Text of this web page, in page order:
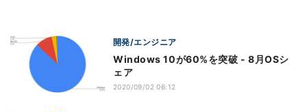
開発/エンジニア
Windows 10が60%を突破 - 8月OSシ
ェア
2020/09/02 06:12